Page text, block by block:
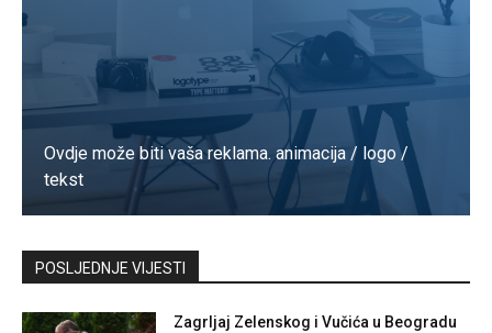
Ovdje može biti vaša reklama. animacija / logo /
tekst
Kontaktirajte nas
POSLJEDNJE VIJESTI
Zagrljaj Zelenskog i Vučića u Beogradu